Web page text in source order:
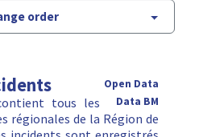
order
Open Data
Data BM
tous les
régionales de la Région de